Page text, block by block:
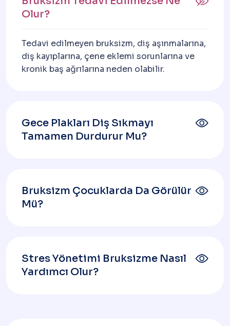
Olur?
Tedavi edilmeyen bruksizm, diş aşınmalarına,
diş kayıplarına, çene eklemi sorunlarına ve
kronik baş ağrılarına neden olabilir.
Gece Plakları Diş Sıkmayı
Tamamen Durdurur Mu?
Bruksizm Çocuklarda Da Görülür
Mü?
Stres Yönetimi Bruksizme Nasıl
Yardımcı Olur?